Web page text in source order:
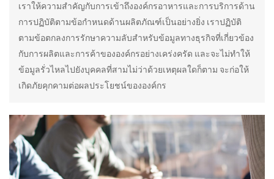
เราให้ความสำคัญกับการเข้าถึงองค์กรอาหารและการบริการด้าน
การปฏิบัติตามข้อกำหนดด้านผลิตภัณฑ์เป็นอย่างยิ่ง เราปฏิบัติ
ตามข้อตกลงการรักษาความลับสำหรับข้อมูลทางธุรกิจที่เกี่ยวข้อง
กับการผลิตและการค้าขององค์กรอย่างเคร่งครัด และจะไม่ทำให้
ข้อมูลรั่วไหลไปยังบุคคลที่สามไม่ว่าด้วยเหตุผลใดก็ตาม จะก่อให้
เกิดภัยคุกคามต่อผลประโยชน์ขององค์กร